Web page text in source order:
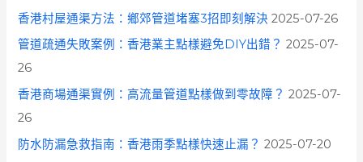
香港村屋通渠方法：鄉郊管道堵塞3招即刻解決 2025-07-26
管道疏通失敗案例：香港業主點樣避免DIY出錯？ 2025-07-
26
香港商場通渠實例：高流量管道點樣做到零故障？ 2025-07-
26
防水防漏急救指南：香港雨季點樣快速止漏？ 2025-07-20